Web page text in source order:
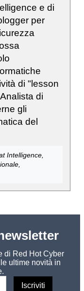
e di
per
di "lesson
di
gli
del
Intelligence,
di Red Hot Cyber
ultime novità in